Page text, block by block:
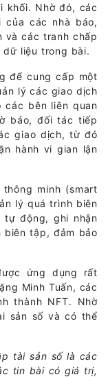
khối. Nhờ đó, các
của các nhà báo,
và các tranh chấp
dữ liệu trong bài.
để cung cấp một
lý các giao dịch
các bên liên quan
báo, đối tác tiếp
giao dịch, từ đó
hành vi gian lận
minh (smart
lý quá trình biên
động, ghi nhận
tập, đảm bảo
ứng dụng rất
Minh Tuấn, các
thành NFT. Nhờ
sản số và có thể
tài sản số là các
tin bài có giá trị,